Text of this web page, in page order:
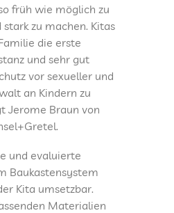
früh wie möglich zu
zu machen. Kitas
die erste
und sehr gut
vor sexueller und
an Kindern zu
Jerome Braun von
und evaluierte
Baukastensystem
Kita umsetzbar.
Materialien